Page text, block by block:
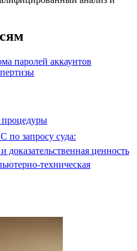
паролей аккаунтов
процедуры
по запросу суда:
доказательственная ценность
техническая